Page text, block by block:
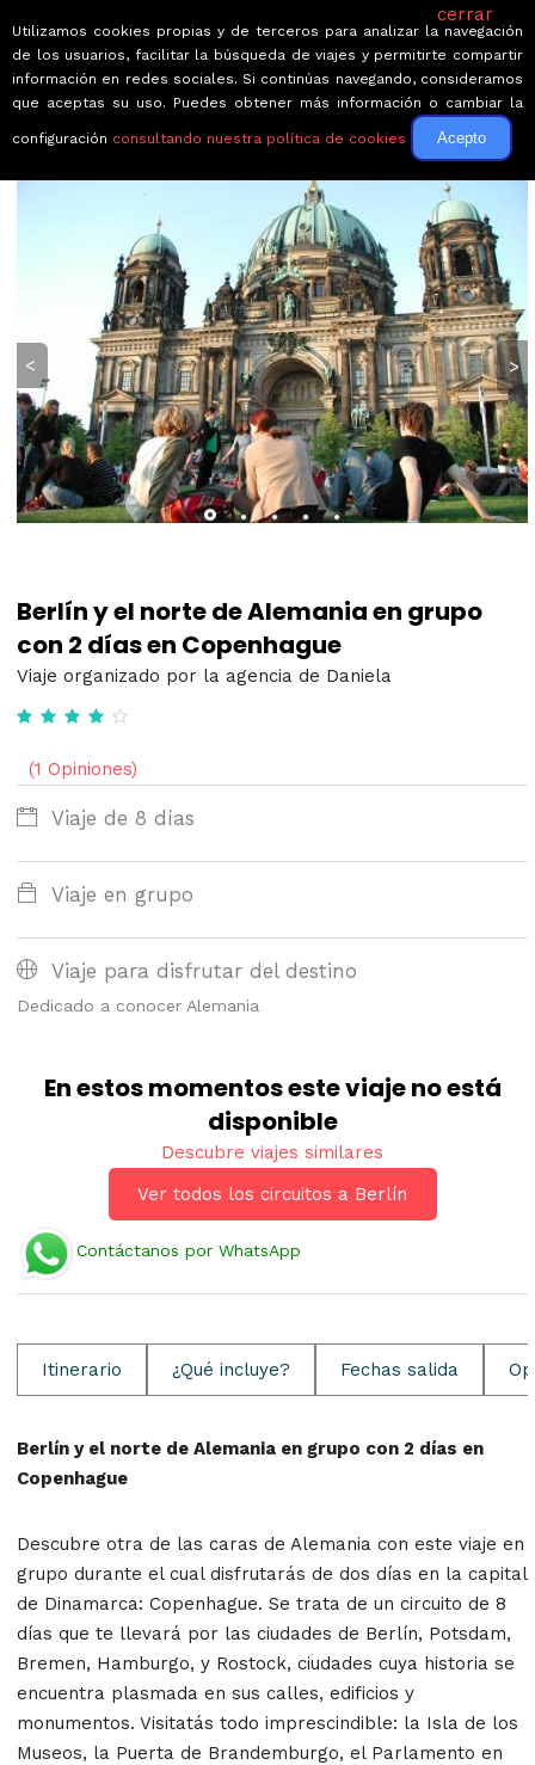
← Volver a Circuitos por Berlín
< >
Berlín y el norte de Alemania en grupo
con 2 días en Copenhague
Viaje organizado por la agencia de Daniela
(1 Opiniones)
Viaje de 8 días
Viaje en grupo
Viaje para disfrutar del destino
Dedicado a conocer Alemania
En estos momentos este viaje no está
disponible
Descubre viajes similares
Ver todos los circuitos a Berlín
Contáctanos por WhatsApp
Itinerario ¿Qué incluye? Fechas salida
Berlín y el norte de Alemania en grupo con 2 días en
Copenhague
Descubre otra de las caras de Alemania con este viaje en
grupo durante el cual disfrutarás de dos días en la capital
de Dinamarca: Copenhague. Se trata de un circuito de 8
días que te llevará por las ciudades de Berlín, Potsdam,
Bremen, Hamburgo, y Rostock, ciudades cuya historia se
encuentra plasmada en sus calles, edificios y
monumentos. Visitatás todo imprescindible: la Isla de los
Museos, la Puerta de Brandemburgo, el Parlamento en
cerrar
Utilizamos cookies propias y de terceros para analizar la navegación
de los usuarios, facilitar la búsqueda de viajes y permitirte compartir
información en redes sociales. Si continúas navegando, consideramos
que aceptas su uso. Puedes obtener más información o cambiar la
configuración consultando nuestra política de cookies Acepto